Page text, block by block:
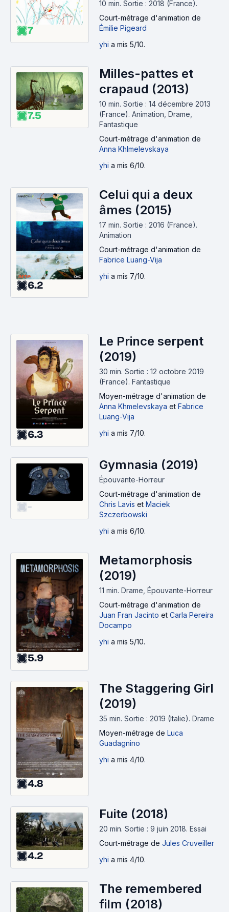
7
10 min. Sortie : 2018 (France).
Court-métrage d'animation de
Émilie Pigeard
yhi a mis 5/10.
7.5
Milles-pattes et
crapaud (2013)
10 min. Sortie : 14 décembre 2013
(France). Animation, Drame,
Fantastique
Court-métrage d'animation de
Anna Khlmelevskaya
yhi a mis 6/10.
6.2
Celui qui a deux
âmes (2015)
17 min. Sortie : 2016 (France).
Animation
Court-métrage d'animation de
Fabrice Luang-Vija
yhi a mis 7/10.
6.3
Le Prince serpent
(2019)
30 min. Sortie : 12 octobre 2019
(France). Fantastique
Moyen-métrage d'animation de
Anna Khmelevskaya et Fabrice
Luang-Vija
yhi a mis 7/10.
-
Gymnasia (2019)
Épouvante-Horreur
Court-métrage d'animation de
Chris Lavis et Maciek
Szczerbowski
yhi a mis 6/10.
5.9
Metamorphosis
(2019)
11 min. Drame, Épouvante-Horreur
Court-métrage d'animation de
Juan Fran Jacinto et Carla Pereira
Docampo
yhi a mis 5/10.
4.8
The Staggering Girl
(2019)
35 min. Sortie : 2019 (Italie). Drame
Moyen-métrage de Luca
Guadagnino
yhi a mis 4/10.
4.2
Fuite (2018)
20 min. Sortie : 9 juin 2018. Essai
Court-métrage de Jules Cruveiller
yhi a mis 4/10.
The remembered
film (2018)